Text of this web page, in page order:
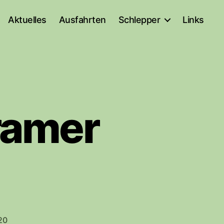
Aktuelles Ausfahrten Schlepper Links